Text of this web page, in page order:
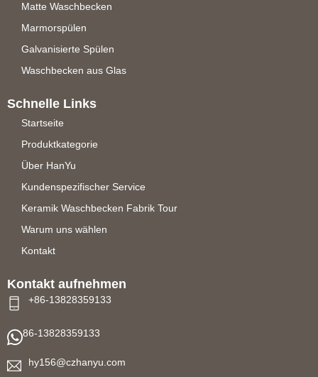
Matte Waschbecken
Marmorspülen
Galvanisierte Spülen
Waschbecken aus Glas
Schnelle Links
Startseite
Produktkategorie
Über HanYu
Kundenspezifischer Service
Keramik Waschbecken Fabrik Tour
Warum uns wählen
Kontakt
Kontakt aufnehmen
+86-13828359133
86-13828359133
hy156@czhanyu.com